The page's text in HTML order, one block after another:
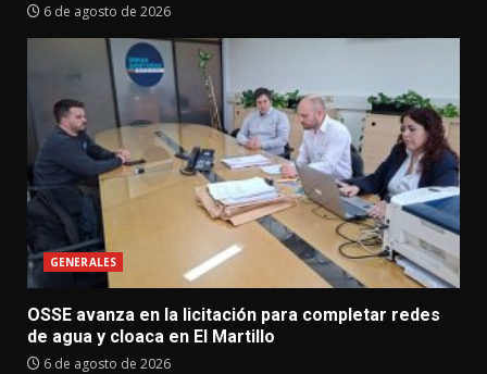
6 de agosto de 2026
GENERALES
OSSE avanza en la licitación para completar redes
de agua y cloaca en El Martillo
6 de agosto de 2026